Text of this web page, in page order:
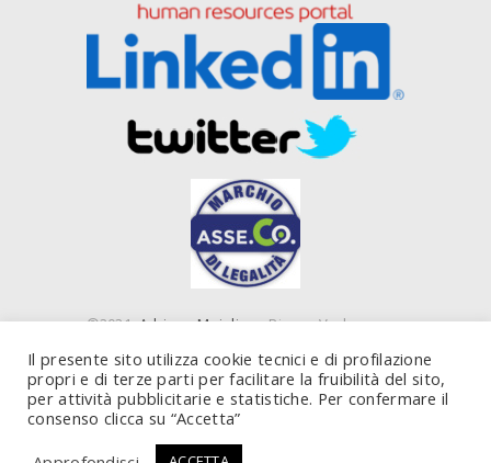
©2021Adriano Majolino- Piazza Verbano,
20124 Milano (MI) - P. IVA 10843450585
Il presente sito utilizza cookie tecnici e di profilazione
propri e di terze parti per facilitare la fruibilità del sito,
per attività pubblicitarie e statistiche. Per confermare il
consenso clicca su “Accetta”